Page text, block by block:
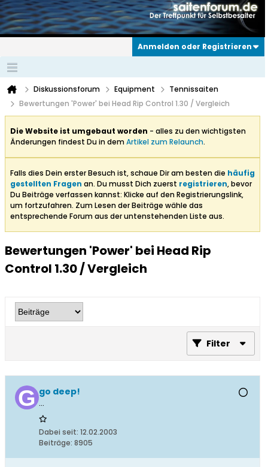
Anmelden oder Registrieren
Diskussionsforum Equipment
Tennissaiten
Bewertungen 'Power' bei Head Rip Control 1.30 / Vergleich
Die Website ist umgebaut worden - alles zu den wichtigsten
Änderungen findest Du in demArtikel zum Relaunch.
Falls dies Dein erster Besuch ist, schaue Dir am besten die häufig
gestellten Fragen an. Du musst Dich zuerst registrieren, bevor
Du Beiträge verfassen kannst: Klicke auf den Registrierungslink,
um fortzufahren. Zum Lesen der Beiträge wähle das
entsprechende Forum aus der untenstehenden Liste aus.
Bewertungen 'Power' bei Head Rip
Control 1.30 / Vergleich
Filter
go deep!
...
Dabei seit: 12.02.2003
Beiträge: 8905